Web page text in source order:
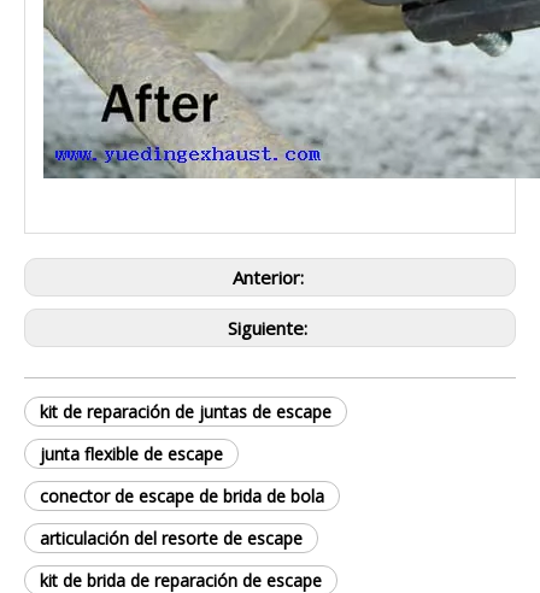
Anterior:
Siguiente:
kit de reparación de juntas de escape
junta flexible de escape
conector de escape de brida de bola
articulación del resorte de escape
kit de brida de reparación de escape